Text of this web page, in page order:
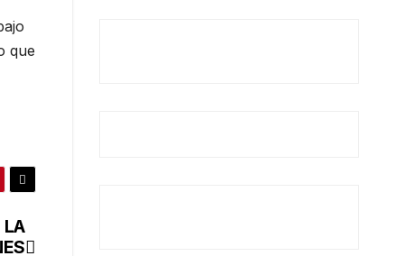
que
LA